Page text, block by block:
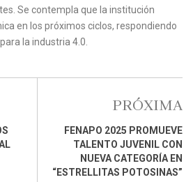
Se contempla que la institución
en los próximos ciclos, respondiendo
la industria 4.0.
PRÓXIMA
FENAPO 2025 PROMUEVE
TALENTO JUVENIL CON
NUEVA CATEGORÍA EN
“ESTRELLITAS POTOSINAS”